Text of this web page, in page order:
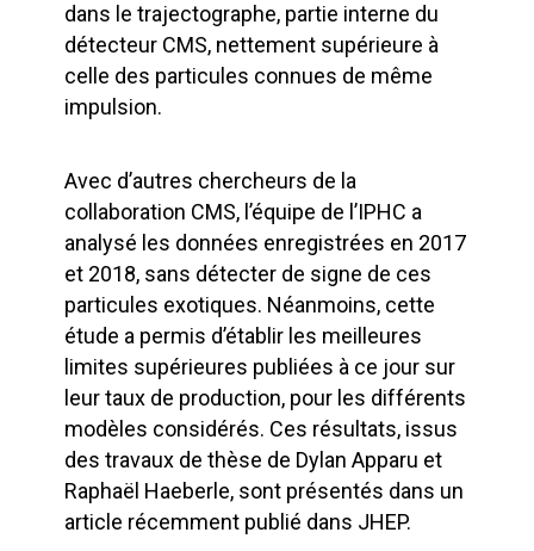
dans le trajectographe, partie interne du
détecteur CMS, nettement supérieure à
celle des particules connues de même
impulsion.
Avec d’autres chercheurs de la
collaboration CMS, l’équipe de l’IPHC a
analysé les données enregistrées en 2017
et 2018, sans détecter de signe de ces
particules exotiques. Néanmoins, cette
étude a permis d’établir les meilleures
limites supérieures publiées à ce jour sur
leur taux de production, pour les différents
modèles considérés. Ces résultats, issus
des travaux de thèse de Dylan Apparu et
Raphaël Haeberle, sont présentés dans un
article récemment publié dans JHEP.